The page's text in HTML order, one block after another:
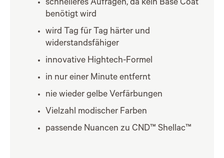
schnelleres Aufragen, da kein Base Coat
benötigt wird
wird Tag für Tag härter und
widerstandsfähiger
innovative Hightech-Formel
in nur einer Minute entfernt
nie wieder gelbe Verfärbungen
Vielzahl modischer Farben
passende Nuancen zu CND™ Shellac™